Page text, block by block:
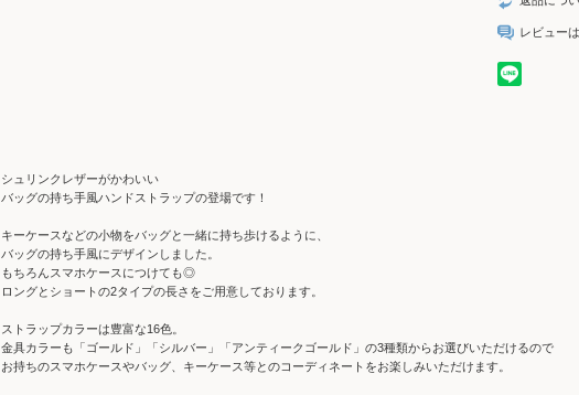
レビュー
シュリンクレザーがかわいい
バッグの持ち手風ハンドストラップの登場です！
キーケースなどの小物をバッグと一緒に持ち歩けるように、
バッグの持ち手風にデザインしました。
もちろんスマホケースにつけても◎
ロングとショートの2タイプの長さをご用意しております。
ストラップカラーは豊富な16色。
金具カラーも「ゴールド」「シルバー」「アンティークゴールド」の3種類からお選びいただけるので
お持ちのスマホケースやバッグ、キーケース等とのコーディネートをお楽しみいただけます。